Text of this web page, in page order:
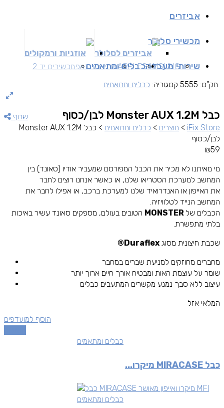
אביזרים
אביזרים לסלולר אוזניות ורמקולים
מכשירי סלולר
SAMSUNG
APPLEמכשירים זאפמכשירים יד 2 שירותי מעבדהכבלים ומתאמים
שתף
iFix Store
> מוצרים > כבלים ומתאמים >
כבל Monster AUX 1.2M
לבן/כסוף
כבל Monster AUX 1.2M לבן/כסוף
₪59
מי מאיתנו לא מכיר את הכבל המפורסם שמעביר אודיו (סאונד) בין
המחשב למערכת הסטריאו שלנו, או כאשר אנחנו רוצים לחבר
את האייפון או האנדרואיד שלנו למערכת ברכב, או אפילו לחבר את
המחשב הנייד לטלוויזיה.
הכבלים של
הטובים בעולם, מספקים סאונד עשיר באיכות
בלתי מתפשרת.
שכבת חיצונית מסוג Duraflex®
מחברים מחוזקים למניעת שברים במחבר
שומר על עוצמת האות ומבטיח אורך חיים ארוך יותר
עיצוב ללא סבך נמנע מקשרים המתעבים כבלים
המלאי אזל
הוסף למועדפים
מק"ט: 5555 קטגוריה: כבלים ומתאמים
כבלים ומתאמים
כבל MIRACASE מיקרו...
כבלים ומתאמים